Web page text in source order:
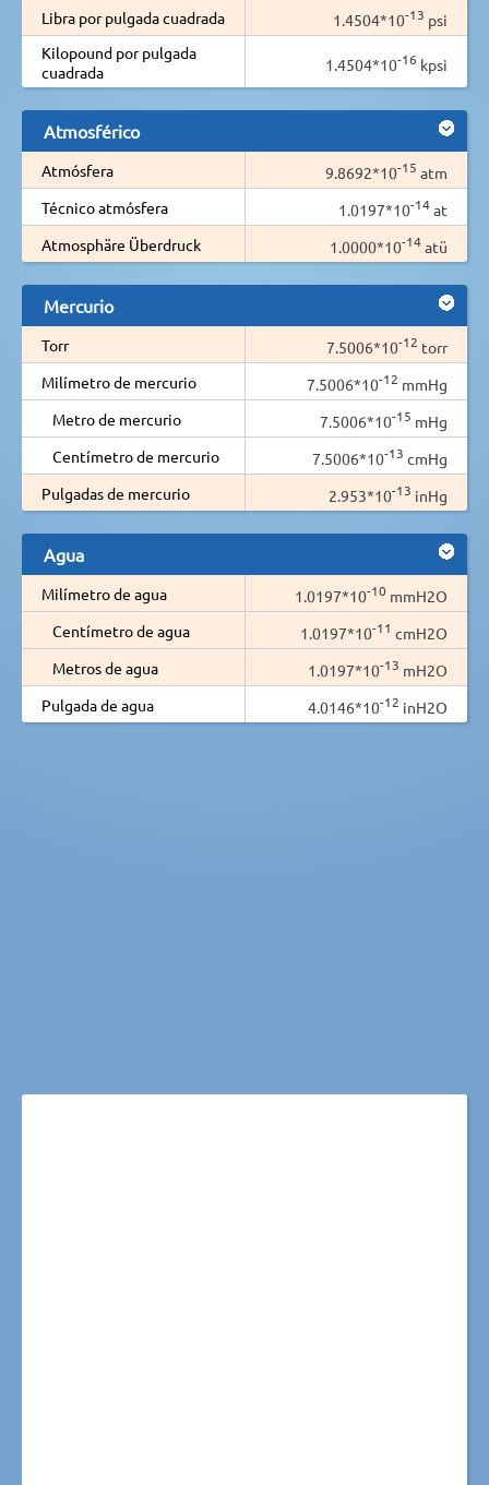
Libra por pulgada cuadrada 1.4504*10-13 psi
Kilopound por pulgada
cuadrada
1.4504*10-16 kpsi
Atmosférico
Atmósfera 9.8692*10-15 atm
Técnico atmósfera
1.0197*10-14at
Atmosphäre Überdruck
1.0000*10-14atü
Mercurio
Torr 7.5006*10-12 torr
Milímetro de mercurio
7.5006*10-12 mmHg
Metro de mercurio
7.5006*10-15 mHg
Centímetro de mercurio
7.5006*10-13 cmHg
Pulgadas de mercurio
2.953*10-13 inHg
Agua
Milímetro de agua 1.0197*10-10 mmH2O
Centímetro de agua
1.0197*10-11 cmH2O
Metros de agua
1.0197*10-13 mH2O
Pulgada de agua
4.0146*10-12 inH2O